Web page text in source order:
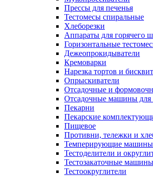
Прессы для печенья
Тестомесы спиральные
Хлеборезки
Аппараты для горячего
Горизонтальные
Дежеопрокидыватели
Кремоварки
Нарезка тортов и
Опрыскиватели
Отсадочные и
Отсадочные машины для
Пекарни
Пекарские
Пищевое
Противни, тележки и
Темперирующие машины
Тестоделители и
Тестозакаточные машины
Тестоокруглители